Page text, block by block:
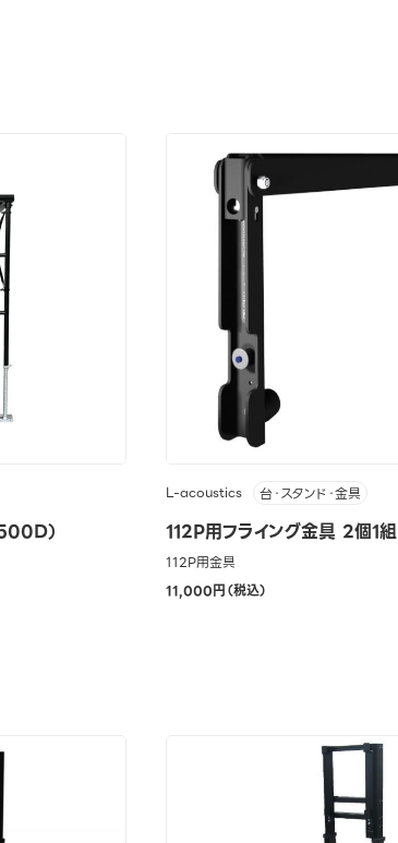
）
L-acoustics 台・スタンド・金具
112P用フライング金具 2個1組
112P用金具
11,000円（税込）